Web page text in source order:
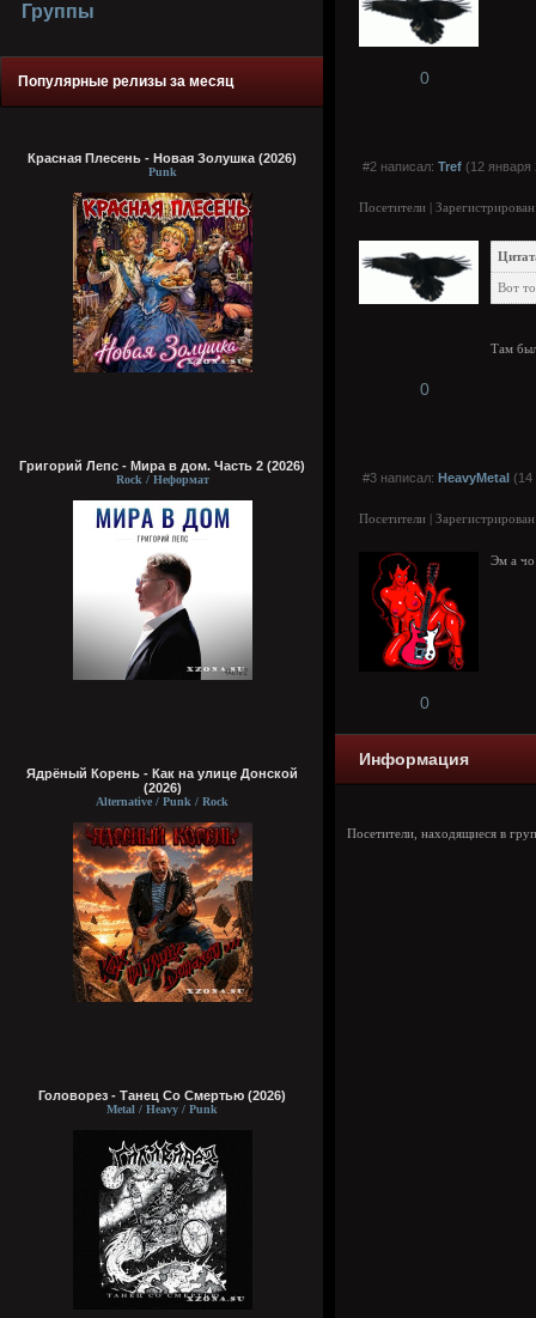
Группы
Популярные релизы за месяц
Красная Плесень - Новая Золушка (2026)
Punk
Григорий Лепс - Мира в дом. Часть 2 (2026)
Rock / Неформат
Ядрёный Корень - Как на улице Донской
(2026)
Alternative / Punk / Rock
Головорез - Tанец Со Смертью (2026)
Metal / Heavy / Punk
0
#2 написал: Tref (12 января
Посетители |
Вот
Там
0
#3 написал: HeavyMetal (14
Посетители |
Эм а чо
0
Информация
Посетители, находящиеся в